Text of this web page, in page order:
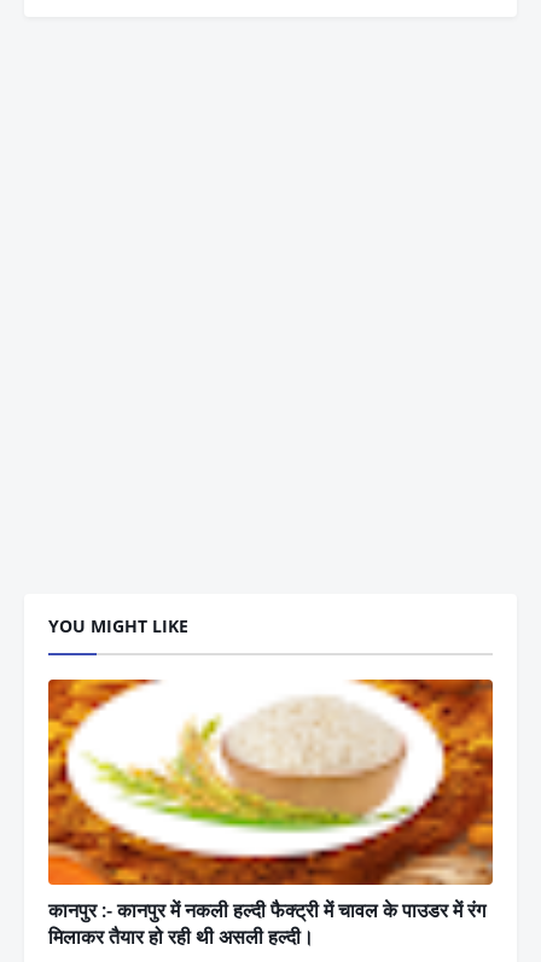
YOU MIGHT LIKE
कानपुर :- कानपुर में नकली हल्दी फैक्ट्री में चावल के पाउडर में रंग
मिलाकर तैयार हो रही थी असली हल्दी।